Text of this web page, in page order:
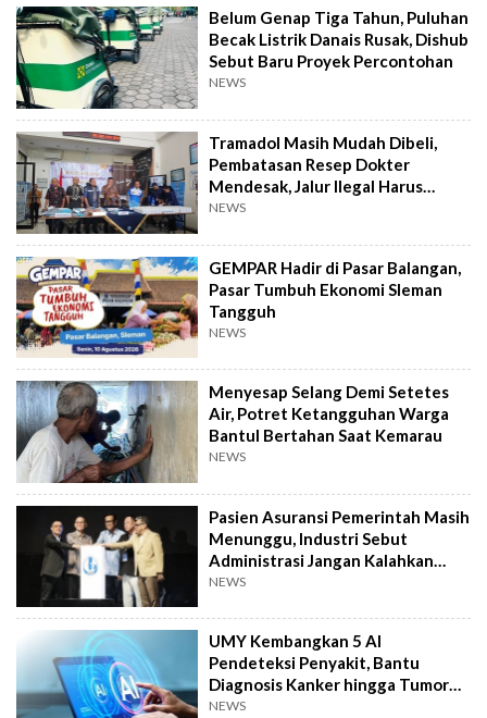
Belum Genap Tiga Tahun, Puluhan
Becak Listrik Danais Rusak, Dishub
Sebut Baru Proyek Percontohan
NEWS
Tramadol Masih Mudah Dibeli,
Pembatasan Resep Dokter
Mendesak, Jalur Ilegal Harus
Distop
NEWS
GEMPAR Hadir di Pasar Balangan,
Pasar Tumbuh Ekonomi Sleman
Tangguh
NEWS
Menyesap Selang Demi Setetes
Air, Potret Ketangguhan Warga
Bantul Bertahan Saat Kemarau
NEWS
Pasien Asuransi Pemerintah Masih
Menunggu, Industri Sebut
Administrasi Jangan Kalahkan
Kemanusiaan
NEWS
UMY Kembangkan 5 AI
Pendeteksi Penyakit, Bantu
Diagnosis Kanker hingga Tumor
Otak Lebih Cepat
NEWS